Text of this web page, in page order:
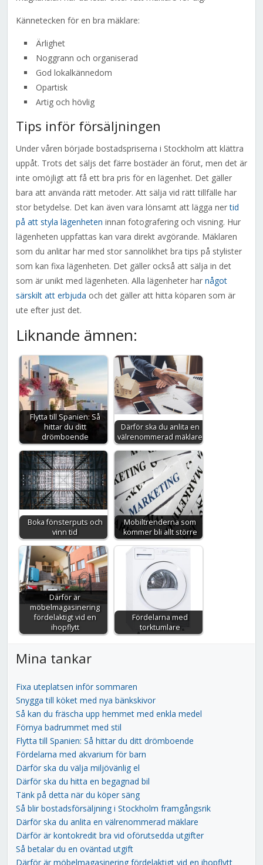
Kännetecken för en bra mäklare:
Ärlighet
Noggrann och organiserad
God lokalkännedom
Opartisk
Artig och hövlig
Tips inför försäljningen
Under våren började bostadspriserna i Stockholm att klättra
uppåt. Trots det säljs det färre bostäder än förut, men det är
inte omöjligt att få ett bra pris för en lägenhet. Det gäller
bara att använda rätt metoder. Att sälja vid rätt tillfälle har
stor betydelse. Det kan även vara lönsamt att lägga nertid
på att styla lägenheten innan fotografering och visning. Hur
lägenheten uppfattas kan vara direkt avgörande. Mäklaren
som du anlitar har med stor sannolikhet bra tips på stylister
som kan fixa lägenheten. Det gäller också att sälja in det
som är unikt med lägenheten. Alla lägenheter har något
särskilt att erbjuda och det gäller att hitta köparen som är
ute efter just det.
Liknande ämnen:
Flytta till Spanien: Så
hittar du ditt
drömboende
Därför ska du anlita en
välrenommerad mäklare
Boka fönsterputs och
vinn tid
Mobiltrenderna som
kommer bli allt större
Därför är
möbelmagasinering
fördelaktigt vid en
ihopflytt
Fördelarna med
torktumlare
Mina tankar
Fixa uteplatsen inför sommaren
Snygga till köket med nya bänkskivor
Så kan du fräscha upp hemmet med enkla medel
Förnya badrummet med stil
Flytta till Spanien: Så hittar du ditt drömboende
Fördelarna med akvarium för barn
Därför ska du välja miljövänlig el
Därför ska du hitta en begagnad bil
Tänk på detta när du köper säng
Så blir bostadsförsäljning i Stockholm framgångsrik
Därför ska du anlita en välrenommerad mäklare
Därför är kontokredit bra vid oförutsedda utgifter
Så betalar du en oväntad utgift
Därför är möbelmagasinering fördelaktigt vid en ihopflytt